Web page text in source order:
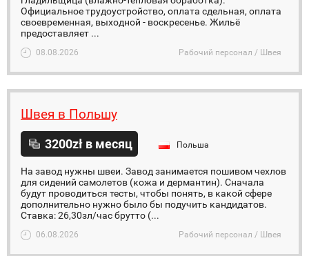
Официальное трудоустройство, оплата сдельная, оплата
своевременная, выходной - воскресенье. Жильё
предоставляет ...
08.08.2026 Рабочий персонал / Швея
Швея в Польшу
3200zł в месяц Польша
На завод нужны швеи. Завод занимается пошивом чехлов
для сидений самолетов (кожа и дермантин). Сначала
будут проводиться тесты, чтобы понять, в какой сфере
дополнительно нужно было бы подучить кандидатов.
Ставка: 26,30зл/час брутто (...
06.08.2026 Рабочий персонал / Швея